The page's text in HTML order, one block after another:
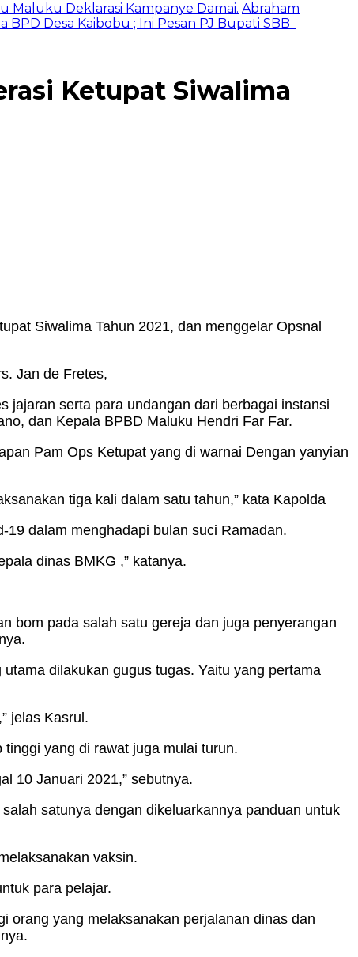
Maluku Deklarasi Kampanye Damai. Abraham
BPD Desa Kaibobu ; Ini Pesan PJ Bupati SBB
Ketupat Siwalima
Siwalima Tahun 2021, dan menggelar Opsnal
Jan de Fretes,
jajaran serta para undangan dari berbagai instansi
dan Kepala BPBD Maluku Hendri Far Far.
Pam Ops Ketupat yang di warnai Dengan yanyian
tiga kali dalam satu tahun,” kata Kapolda
dalam menghadapi bulan suci Ramadan.
dinas BMKG ,” katanya.
bom pada salah satu gereja dan juga penyerangan
dilakukan gugus tugas. Yaitu yang pertama
jelas Kasrul.
yang di rawat juga mulai turun.
10 Januari 2021,” sebutnya.
satunya dengan dikeluarkannya panduan untuk
vaksin.
para pelajar.
orang yang melaksanakan perjalanan dinas dan